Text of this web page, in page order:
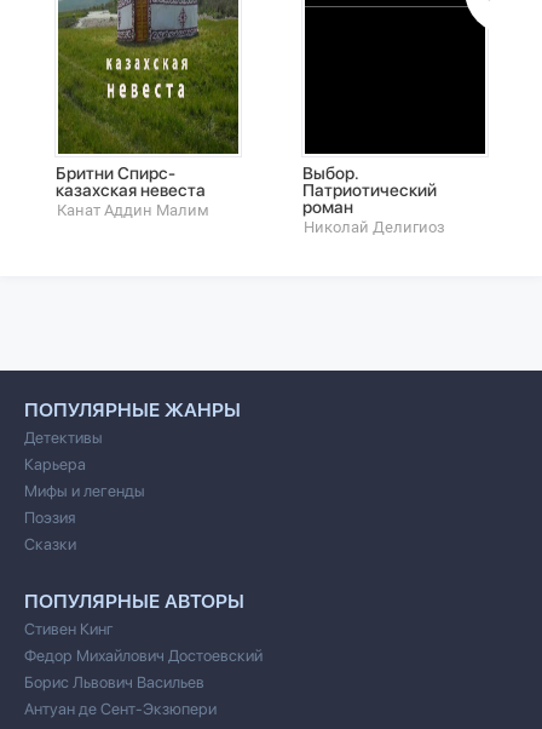
Бритни Спирс-
казахская невеста
Канат Аддин Малим
Выбор.
Патриотический
роман
Николай Делигиоз
ПОПУЛЯРНЫЕ ЖАНРЫ
Детективы
Карьера
Мифы и легенды
Поэзия
Сказки
ПОПУЛЯРНЫЕ АВТОРЫ
Стивен Кинг
Федор Михайлович Достоевский
Борис Львович Васильев
Антуан де Сент-Экзюпери